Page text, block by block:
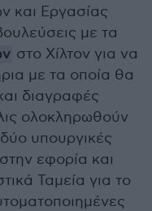
και Εργασίας
με τα
στο Χίλτον για να
με τα οποία θα
διαγραφές
ολοκληρωθούν
υπουργικές
εφορία και
Ταμεία για το